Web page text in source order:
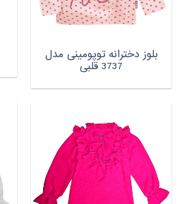
بلوز دخترانه توپومینی مدل
3737 قلبی